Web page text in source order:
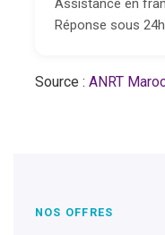
Assistance en
Réponse sous
Source : ANRT
NOS OFFRES